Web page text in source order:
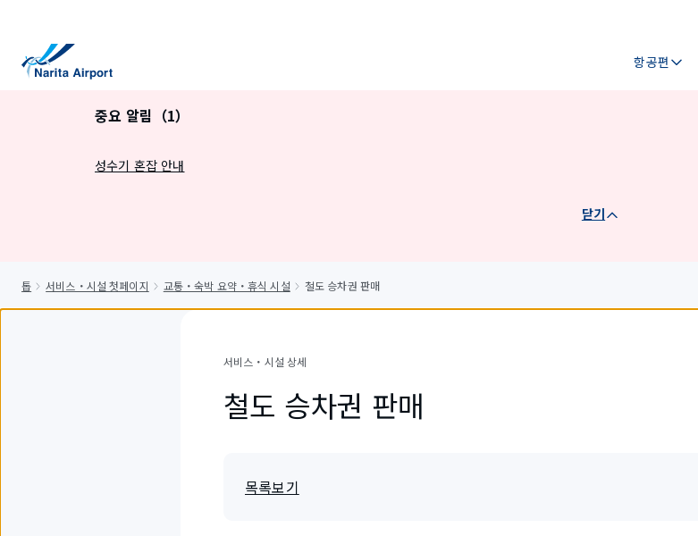
항공편
중요 알림（1）
성수기 혼잡 안내
닫기
톱 서비스・시설 첫페이지 교통・숙박 요약・휴식 시설 철도 승차권 판매
서비스・시설 상세
철도 승차권 판매
목록보기